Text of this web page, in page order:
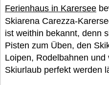
Ferienhaus in Karersee
Skiarena Carezza-
ist weithin bekannt, denn
Pisten zum Üben, den
Loipen, Rodelbahnen und
Skiurlaub perfekt werden